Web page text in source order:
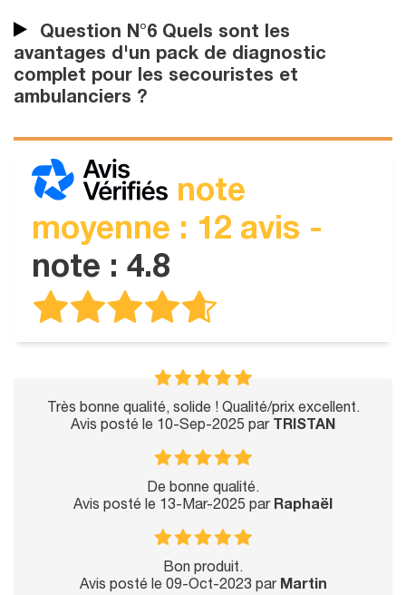
Question N°6 Quels sont les
avantages d'un pack de diagnostic
complet pour les secouristes et
ambulanciers ?
note
moyenne : 12 avis -
note : 4.8
Très bonne qualité, solide ! Qualité/prix excellent.
Avis posté le 10-Sep-2025 par TRISTAN
De bonne qualité.
Avis posté le 13-Mar-2025 par Raphaël
Bon produit.
Avis posté le 09-Oct-2023 par Martin